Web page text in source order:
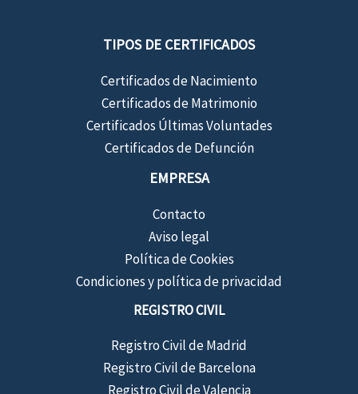
TIPOS DE CERTIFICADOS
Certificados de Nacimiento
Certificados de Matrimonio
Certificados Últimas Voluntades
Certificados de Defunción
EMPRESA
Contacto
Aviso legal
Política de Cookies
Condiciones y política de privacidad
REGISTRO CIVIL
Registro Civil de Madrid
Registro Civil de Barcelona
Registro Civil de Valencia